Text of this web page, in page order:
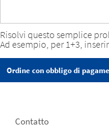
Risolvi questo semplice
Ad esempio, per 1+3,
Footer
Contatto